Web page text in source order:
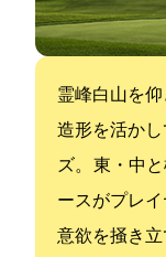
霊峰白山を
造形を活かし
ズ。 東・中
ースがプレ
意欲を掻き